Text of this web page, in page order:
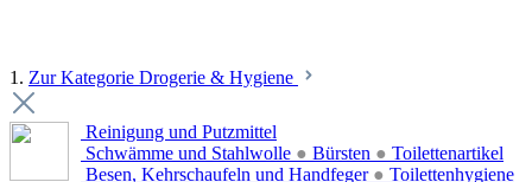
1. Zur Kategorie Drogerie & Hygiene
Reinigung und Putzmittel
Schwämme und Stahlwolle ● Bürsten ●
Besen, Kehrschaufeln und Handfeger ●
Toilettenartikel
Toilettenhygiene